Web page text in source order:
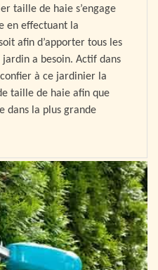
taille de haie s’engage
en effectuant la
afin d’apporter tous les
a besoin. Actif dans
à ce jardinier la
taille de haie afin que
dans la plus grande